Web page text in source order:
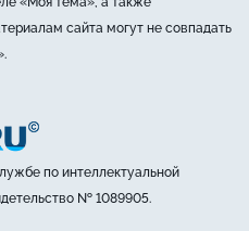
сайта могут не совпадать
по интеллектуальной
№ 1089905.